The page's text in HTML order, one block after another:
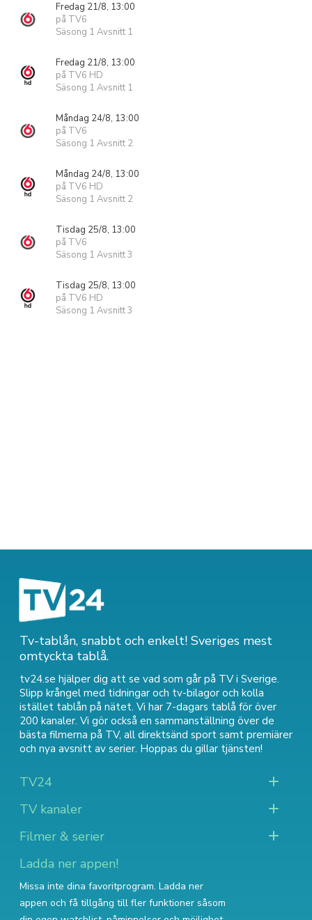
Fredag 21/8, 13:00
på TV6
Säsong 1 Avsnitt 1
Fredag 21/8, 13:00
på TV6 HD
Säsong 1 Avsnitt 1
Måndag 24/8, 13:00
på TV6
Säsong 1 Avsnitt 2
Måndag 24/8, 13:00
på TV6 HD
Säsong 1 Avsnitt 2
Tisdag 25/8, 13:00
på TV6
Säsong 1 Avsnitt 3
Tisdag 25/8, 13:00
på TV6 HD
Säsong 1 Avsnitt 3
Tv-tablån, snabbt och enkelt! Sveriges mest
omtyckta tablå.
tv24.se hjälper dig att se vad som går på TV i Sverige.
Slipp krångel med tidningar och tv-bilagor och kolla
istället tablån på nätet. Vi har 7-dagars tablå för över
200 kanaler. Vi gör också en sammanställning över de
bästa filmerna på TV, all direktsänd sport samt premiärer
och nya avsnitt av serier. Hoppas du gillar tjänsten!
TV24
TV kanaler
Filmer & serier
Ladda ner appen!
Missa inte dina favoritprogram. Ladda ner
appen och få tillgång till fler funktioner såsom